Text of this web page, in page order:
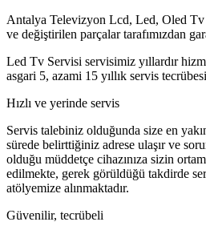
Antalya Televizyon Lcd, Led, Oled
ve değiştirilen parçalar tarafımızdan
Led Tv Servisi servisimiz yıllardır
asgari 5, azami 15 yıllık servis
Hızlı ve yerinde servis
Servis talebiniz olduğunda size en
sürede belirttiğiniz adrese ulaşır ve
olduğu müddetçe cihazınıza sizin
edilmekte, gerek görüldüğü takdirde
atölyemize alınmaktadır.
Güvenilir, tecrübeli